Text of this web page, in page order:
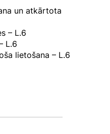
un atkārtota
– L.6
L.6
lietošana – L.6